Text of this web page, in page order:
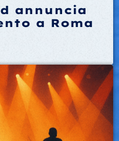
annuncia
a Roma